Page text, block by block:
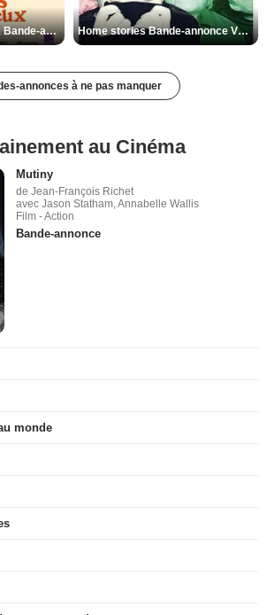
Les Matins merveilleux Bande-annonce VF Home stories Bande-annonce VO STFR
annonces à ne pas manquer
au Cinéma
Mutiny
de Jean-François Richet
avec Jason Statham, Annabelle Wallis
Film - Action
Bande-annonce
monde